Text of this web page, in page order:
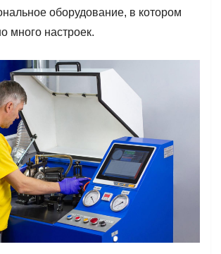
оборудование, в котором
много настроек.